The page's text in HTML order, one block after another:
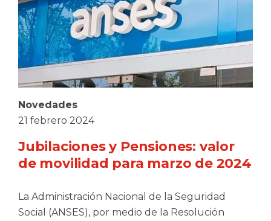
Novedades
21 febrero 2024
Jubilaciones y Pensiones: valor
de movilidad para marzo de 2024
La Administración Nacional de la Seguridad
Social (ANSES), por medio de la Resolución